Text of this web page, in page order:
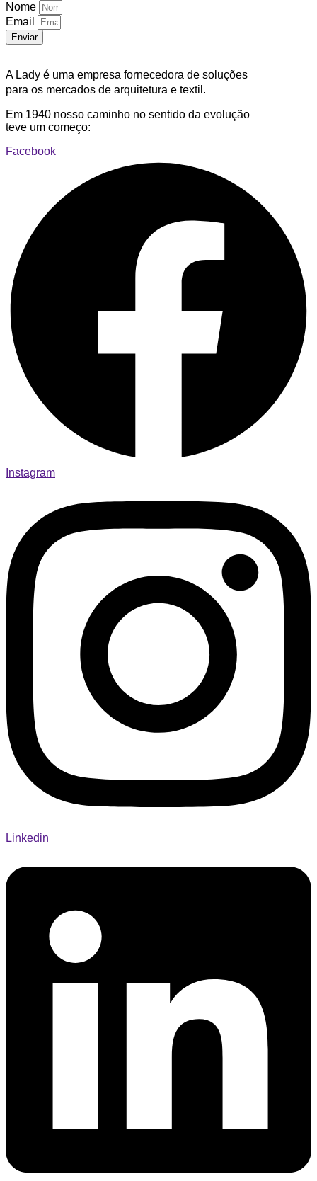
Nome
Email
Enviar
A Lady é uma empresa fornecedora de soluções
para os mercados de arquitetura e textil.
Em 1940 nosso caminho no sentido da evolução
teve um começo:
Facebook
Instagram
Linkedin